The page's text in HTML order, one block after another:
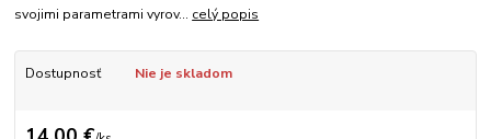
svojimi parametrami vyrov... celý popis
Dostupnosť Nie je skladom